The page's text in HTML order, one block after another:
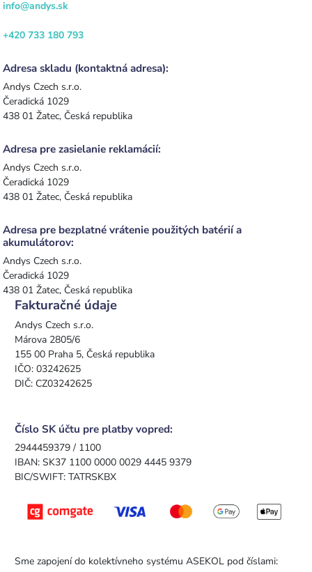
info@andys.sk
+420 733 180 793
Adresa skladu (kontaktná adresa):
Andys Czech s.r.o.
Čeradická 1029
438 01 Žatec, Česká republika
Adresa pre zasielanie reklamácií:
Andys Czech s.r.o.
Čeradická 1029
438 01 Žatec, Česká republika
Adresa pre bezplatné vrátenie použitých batérií a
akumulátorov:
Andys Czech s.r.o.
Čeradická 1029
438 01 Žatec, Česká republika
Fakturačné údaje
Andys Czech s.r.o.
Márova 2805/6
155 00 Praha 5, Česká republika
IČO: 03242625
DIČ: CZ03242625
Číslo SK účtu pre platby vopred:
2944459379 / 1100
IBAN: SK37 1100 0000 0029 4445 9379
BIC/SWIFT: TATRSKBX
Sme zapojení do kolektívneho systému ASEKOL pod číslami: